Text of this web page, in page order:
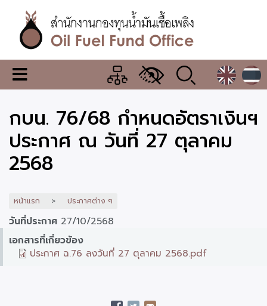
เนื้อหา
หลักสำนักงาน
กองทุน
น้ำมัน
เชื้อ
เพลิง
เมนู
เปลี่ยน
แสดง
ผล
กบน. 76/68 กำหนดอัตราเงินฯ
ประกาศ ณ วันที่ 27 ตุลาคม
2568
หน้าแรก ประกาศต่าง ๆ
วันที่ประกาศ 27/10/2568
เอกสารที่เกี่ยวข้อง
ประกาศ ฉ.76 ลงวันที่ 27 ตุลาคม 2568.pdf